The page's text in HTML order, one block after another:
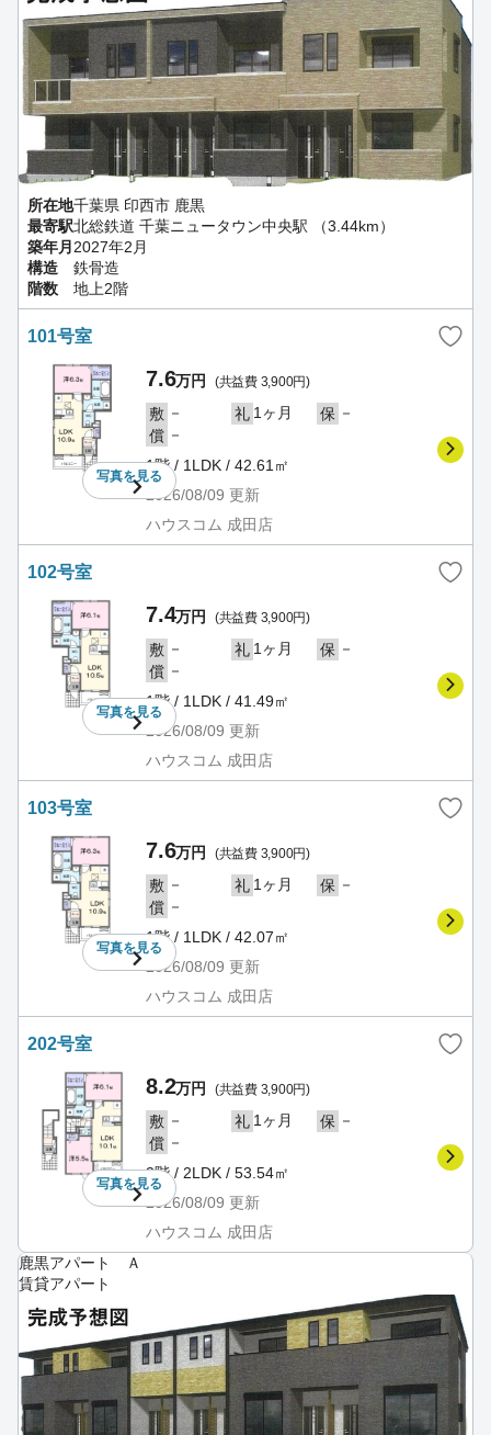
所在地千葉県 印西市 鹿黒
最寄駅北総鉄道 千葉ニュータウン中央駅 （3.44km）
築年月 2027年2月
構造
鉄骨造
階数
地上2階
101号室
写真を見る
7.6万円 (共益費 3,900円)
敷 － 礼 1ヶ月 保 －
償 －
1階 / 1LDK / 42.61㎡
2026/08/09 更新
ハウスコム 成田店
102号室
写真を見る
7.4万円 (共益費 3,900円)
敷 － 礼 1ヶ月 保 －
償 －
1階 / 1LDK / 41.49㎡
2026/08/09 更新
ハウスコム 成田店
103号室
写真を見る
7.6万円 (共益費 3,900円)
敷 － 礼 1ヶ月 保 －
償 －
1階 / 1LDK / 42.07㎡
2026/08/09 更新
ハウスコム 成田店
202号室
写真を見る
8.2万円 (共益費 3,900円)
敷 － 礼 1ヶ月 保 －
償 －
2階 / 2LDK / 53.54㎡
2026/08/09 更新
ハウスコム 成田店
鹿黒アパート Ａ
賃貸アパート